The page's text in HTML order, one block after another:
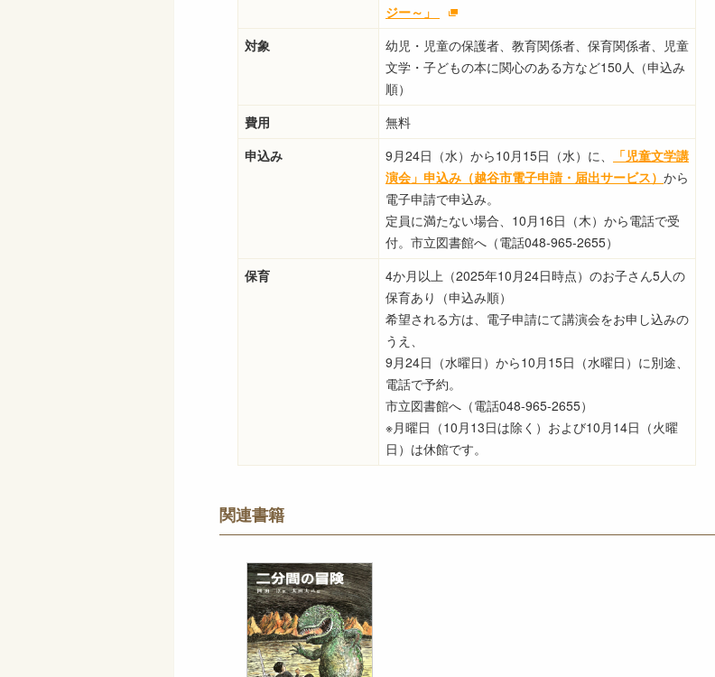
ジー～」
対象
幼児・児童の保護者、教育関係者、保育関係者、児童
文学・子どもの本に関心のある方など150人（申込み
順）
費用
無料
申込み
9月24日（水）から10月15日（水）に、
「児童文学講
演会」申込み（越谷市電子申請・届出サービス）から
電子申請で申込み。
定員に満たない場合、10月16日（木）から電話で受
付。市立図書館へ（電話048-965-2655）
保育
4か月以上（2025年10月24日時点）のお子さん5人の
保育あり（申込み順）
希望される方は、電子申請にて講演会をお申し込みの
うえ、
9月24日（水曜日）から10月15日（水曜日）に別途、
電話で予約。
市立図書館へ（電話048-965-2655）
※月曜日（10月13日は除く）および10月14日（火曜
日）は休館です。
関連書籍